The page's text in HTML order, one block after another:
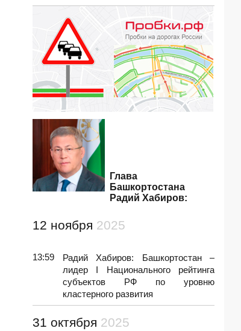
Глава
Башкортостана
Радий Хабиров:
12 ноября 2025
13:59
Радий Хабиров: Башкортостан –
лидер I Национального рейтинга
субъектов РФ по уровню
кластерного развития
31 октября 2025